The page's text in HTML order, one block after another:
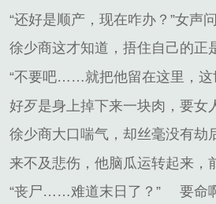
“还好是顺产，现在咋办？”女声问
徐少商这才知道，捂住自己的正
“不要吧……就把他留在这里，这
好歹是身上掉下来一块肉，要女
徐少商大口喘气，却丝毫没有劫
来不及悲伤，他脑瓜运转起来，
“丧尸……难道末日了？”
要命